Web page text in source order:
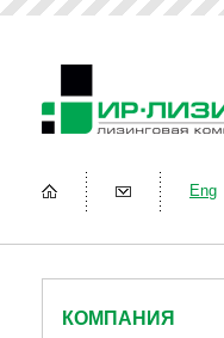
Eng
КОМПАНИЯ